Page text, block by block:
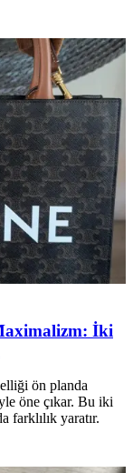
İki
ön planda
öne çıkar. Bu iki
farklılık yaratır.